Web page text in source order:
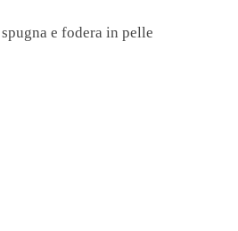
e fodera in pelle